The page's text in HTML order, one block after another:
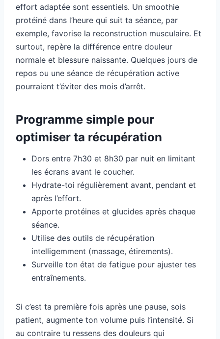
effort adaptée sont essentiels. Un smoothie
protéiné dans l’heure qui suit ta séance, par
exemple, favorise la reconstruction musculaire. Et
surtout, repère la différence entre douleur
normale et blessure naissante. Quelques jours de
repos ou une séance de récupération active
pourraient t’éviter des mois d’arrêt.
Programme simple pour
optimiser ta récupération
Dors entre 7h30 et 8h30 par nuit en limitant
les écrans avant le coucher.
Hydrate-toi régulièrement avant, pendant et
après l’effort.
Apporte protéines et glucides après chaque
séance.
Utilise des outils de récupération
intelligemment (massage, étirements).
Surveille ton état de fatigue pour ajuster tes
entraînements.
Si c’est ta première fois après une pause, sois
patient, augmente ton volume puis l’intensité. Si
au contraire tu ressens des douleurs qui